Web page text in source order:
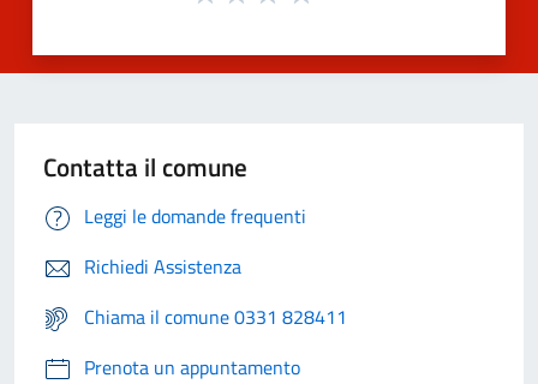
Contatta il comune
Leggi le domande frequenti
Richiedi Assistenza
Chiama il comune 0331 828411
Prenota un appuntamento